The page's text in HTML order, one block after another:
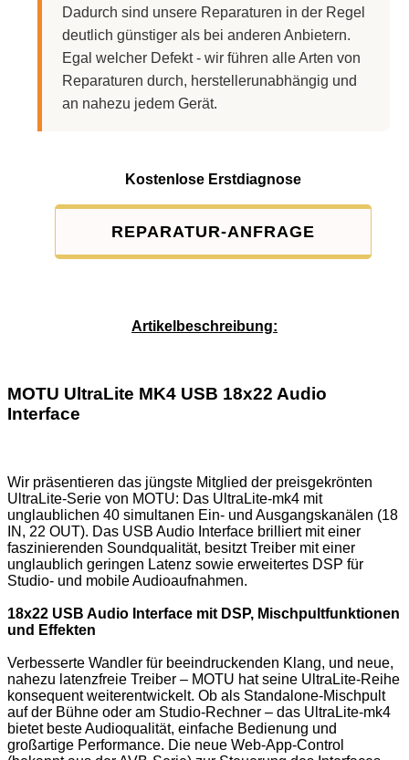
Dadurch sind unsere Reparaturen in der Regel
deutlich günstiger als bei anderen Anbietern.
Egal welcher Defekt - wir führen alle Arten von
Reparaturen durch, herstellerunabhängig und
an nahezu jedem Gerät.
Kostenlose Erstdiagnose
REPARATUR-ANFRAGE
Artikelbeschreibung:
MOTU UltraLite MK4 USB 18x22 Audio
Interface
Wir präsentieren das jüngste Mitglied der preisgekrönten
UltraLite-Serie von MOTU: Das UltraLite-mk4 mit
unglaublichen 40 simultanen Ein- und Ausgangskanälen (18
IN, 22 OUT). Das USB Audio Interface brilliert mit einer
faszinierenden Soundqualität, besitzt Treiber mit einer
unglaublich geringen Latenz sowie erweitertes DSP für
Studio- und mobile Audioaufnahmen.
18x22 USB Audio Interface mit DSP, Mischpultfunktionen
und Effekten
Verbesserte Wandler für beeindruckenden Klang, und neue,
nahezu latenzfreie Treiber – MOTU hat seine UltraLite-Reihe
konsequent weiterentwickelt. Ob als Standalone-Mischpult
auf der Bühne oder am Studio-Rechner – das UltraLite-mk4
bietet beste Audioqualität, einfache Bedienung und
großartige Performance. Die neue Web-App-Control